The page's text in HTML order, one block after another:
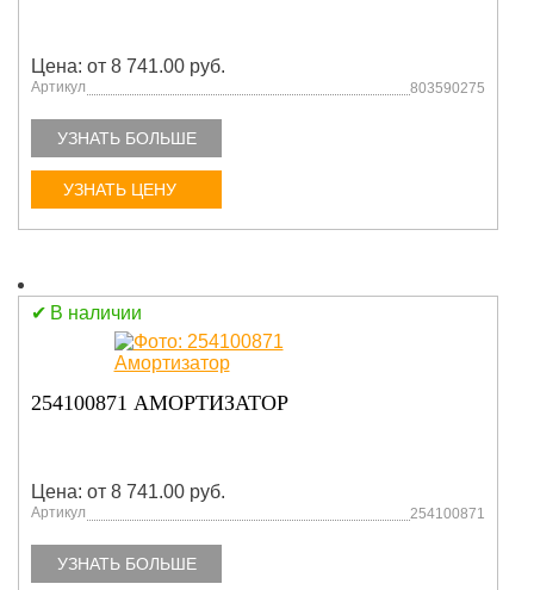
Цена: от 8 741.00 руб.
Артикул 803590275
УЗНАТЬ БОЛЬШЕ
УЗНАТЬ ЦЕНУ
В наличии
254100871 АМОРТИЗАТОР
Цена: от 8 741.00 руб.
Артикул 254100871
УЗНАТЬ БОЛЬШЕ